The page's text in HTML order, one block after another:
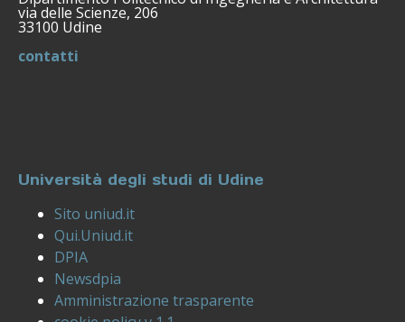
via delle Scienze, 206
33100 Udine
contatti
Università degli studi di Udine
Sito uniud.it
Qui.Uniud.it
DPIA
Newsdpia
Amministrazione trasparente